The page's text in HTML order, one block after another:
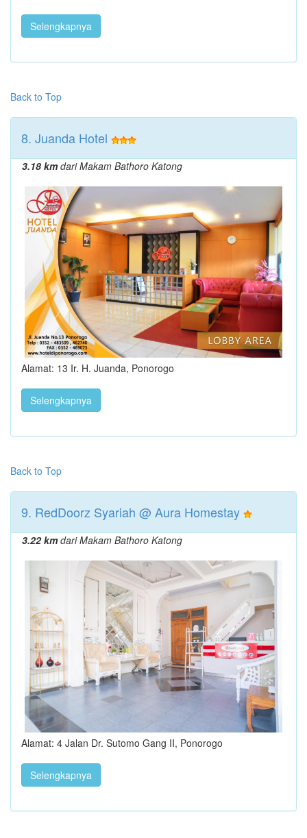
Selengkapnya
Back to Top
8. Juanda Hotel
3.18 kmdari Makam Bathoro Katong
Alamat: 13 Ir. H. Juanda, Ponorogo
Selengkapnya
Back to Top
9. RedDoorz Syariah @ Aura Homestay
3.22 kmdari Makam Bathoro Katong
Alamat: 4 Jalan Dr. Sutomo Gang II, Ponorogo
Selengkapnya